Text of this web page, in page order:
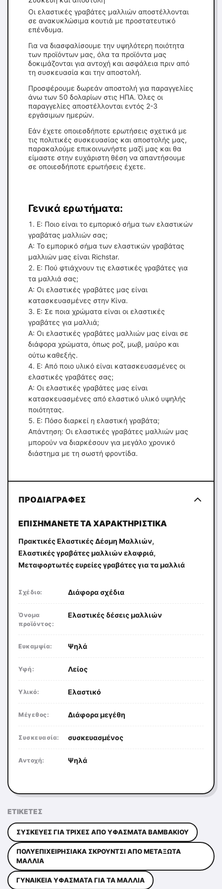
Οι ελαστικές γραβάτες μαλλιών αποστέλλονται
σε ανακυκλώσιμα κουτιά με προστατευτικό
επένδυμα.
Για να διασφαλίσουμε την υψηλότερη ποιότητα
των προϊόντων μας, όλα τα προϊόντα μας
δοκιμάζονται για αντοχή και ασφάλεια πριν από
τη συσκευασία και την αποστολή.
Προσφέρουμε δωρεάν αποστολή για παραγγελίες
άνω των 50 δολαρίων στις ΗΠΑ. Όλες οι
παραγγελίες αποστέλλονται εντός 2-3
εργάσιμων ημερών.
Εάν έχετε οποιεσδήποτε ερωτήσεις σχετικά με
τις πολιτικές συσκευασίας και αποστολής μας,
παρακαλούμε επικοινωνήστε μαζί μας και θα
είμαστε στην ευχάριστη θέση να απαντήσουμε
σε οποιεσδήποτε ερωτήσεις έχετε.
Γενικά ερωτήματα:
Ε: Ποιο είναι το εμπορικό σήμα των ελαστικών
γραβάτας μαλλιών σας;
Α: Το εμπορικό σήμα των ελαστικών γραβάτας
μαλλιών μας είναι Richstar.
Ε: Πού φτιάχνουν τις ελαστικές γραβάτες για
τα μαλλιά σας;
Α: Οι ελαστικές γραβάτες μας είναι
κατασκευασμένες στην Κίνα.
Ε: Σε ποια χρώματα είναι οι ελαστικές
γραβάτες για μαλλιά;
Α: Οι ελαστικές γραβάτες μαλλιών μας είναι σε
διάφορα χρώματα, όπως ροζ, μωβ, μαύρο και
ούτω καθεξής.
Ε: Από ποιο υλικό είναι κατασκευασμένες οι
ελαστικές γραβάτες σας;
Α: Οι ελαστικές γραβάτες μας είναι
κατασκευασμένες από ελαστικό υλικό υψηλής
ποιότητας.
Ε: Πόσο διαρκεί η ελαστική γραβάτα;
Απάντηση: Οι ελαστικές γραβάτες μαλλιών μας
μπορούν να διαρκέσουν για μεγάλο χρονικό
διάστημα με τη σωστή φροντίδα.
ΠΡΟΔΙΑΓΡΑΦΈΣ
ΕΠΙΣΗΜΆΝΕΤΕ ΤΑ ΧΑΡΑΚΤΗΡΙΣΤΙΚΆ
Πρακτικές Ελαστικές Δέσμη Μαλλιών,
Ελαστικές γραβάτες μαλλιών ελαφριά,
Μεταφορτωτές ευρείες γραβάτες για τα μαλλιά
Σχέδιο: Διάφορα σχέδια
Όνομα
προϊόντος:
Ελαστικές δέσεις μαλλιών
Ευκαμψία: Ψηλά
Υφή: Λείος
Υλικό: Ελαστικό
Μέγεθος: Διάφορα μεγέθη
Συσκευασία: συσκευασμένος
Αντοχή: Ψηλά
ΕΤΙΚΈΤΕΣ
ΣΥΣΚΕΥΈΣ ΓΙΑ ΤΡΊΧΕΣ ΑΠΌ ΥΦΆΣΜΑΤΑ ΒΑΜΒΑΚΙΟΎ
ΠΟΛΥΕΠΙΧΕΙΡΗΣΙΑΚΆ ΣΚΡΟΎΝΤΣΙ ΑΠΌ ΜΕΤΑΞΩΤΆ
ΜΑΛΛΙΆ
ΓΥΝΑΙΚΕΊΑ ΥΦΆΣΜΑΤΑ ΓΙΑ ΤΑ ΜΑΛΛΙΆ